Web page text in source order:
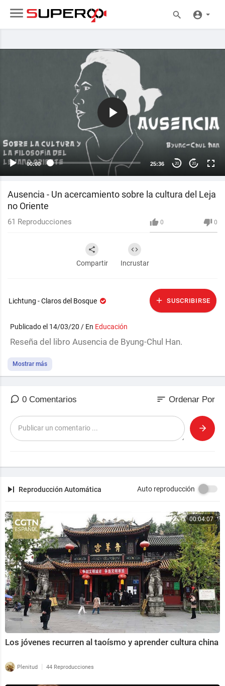
00:00 25:36 20 20
Ausencia - Un acercamiento sobre la cultura del Leja
no Oriente
0 0
61 Reproducciones
Compartir Incrustar
Lichtung - Claros del Bosque SUSCRIBIRSE
Publicado el 14/03/20 / En Educación
Reseña del libro Ausencia de Byung-Chul Han.
Mostrar más
0 Comentarios sort Ordenar Por
Reproducción Automática Auto reproducción
00:04:07
Los jóvenes recurren al taoísmo y aprender cultura china
Plenitud | 44 Reproducciones